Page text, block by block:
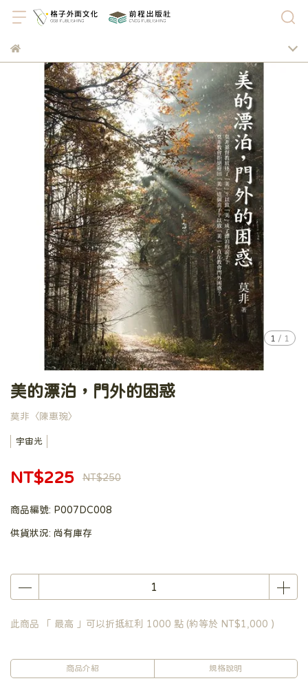
1 / 1
美的漂泊，門外的困惑
莫非〈陳惠琬〉
宇宙光
NT$225 NT$250
商品編號: P007DC008
供貨狀況: 尚有庫存
此商品 「 最高 」可以折抵紅利 1000 點 (約等於 NT$1,000 )
商品介紹 規格說明